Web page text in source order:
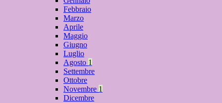
Febbraio
Marzo
Aprile
Maggio
Giugno
Luglio
Agosto 1
Settembre
Ottobre
Novembre 1
Dicembre